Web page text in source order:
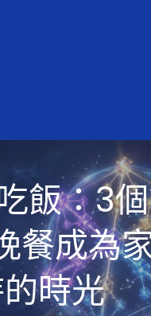
飯：3
餐成為
時光